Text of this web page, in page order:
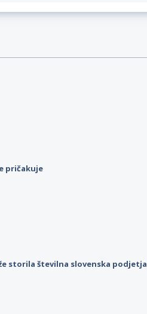
pričakuje
storila številna slovenska podjetja